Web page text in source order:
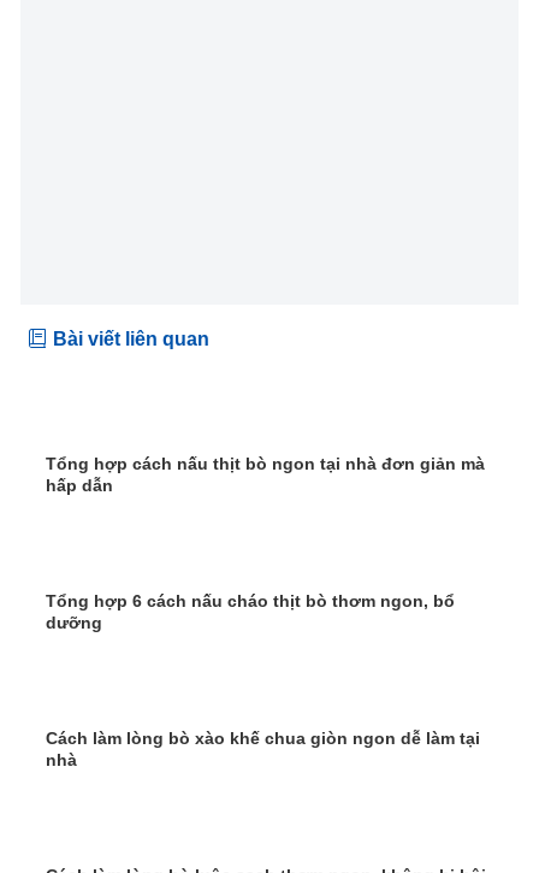
Bài viết liên quan
Tổng hợp cách nấu thịt bò ngon tại nhà đơn giản mà
hấp dẫn
Tổng hợp 6 cách nấu cháo thịt bò thơm ngon, bổ
dưỡng
Cách làm lòng bò xào khế chua giòn ngon dễ làm tại
nhà